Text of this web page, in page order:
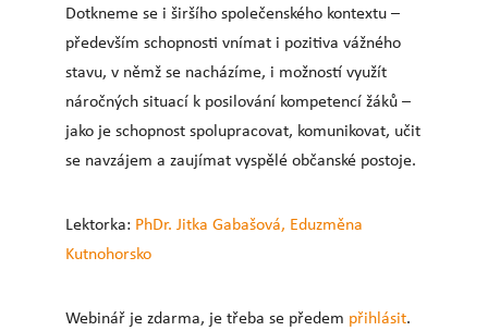
Dotkneme se i širšího společenského kontextu –
především schopnosti vnímat i pozitiva vážného
stavu, v němž se nacházíme, i možností využít
náročných situací k posilování kompetencí žáků –
jako je schopnost spolupracovat, komunikovat, učit
se navzájem a zaujímat vyspělé občanské postoje.
Lektorka: PhDr. Jitka Gabašová, Eduzměna
Kutnohorsko
Webinář je zdarma, je třeba se předem přihlásit.